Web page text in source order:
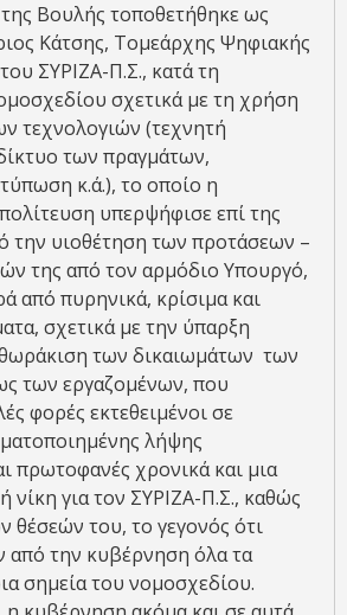
Βουλής τοποθετήθηκε ως
Κάτσης, Τομεάρχης Ψηφιακής
ΣΥΡΙΖΑ-Π.Σ., κατά τη
σχετικά με τη χρήση
τεχνολογιών (τεχνητή
των πραγμάτων,
κ.ά.), το οποίο η
υπερψήφισε επί της
την υιοθέτηση των προτάσεων –
της από τον αρμόδιο Υπουργό,
από πυρηνικά, κρίσιμα και
σχετικά με την ύπαρξη
θωράκιση των δικαιωμάτων των
των εργαζομένων, που
φορές εκτεθειμένοι σε
λήψης
πρωτοφανές χρονικά και μια
νίκη για τον ΣΥΡΙΖΑ-Π.Σ., καθώς
θέσεών του, το γεγονός ότι
από την κυβέρνηση όλα τα
σημεία του νομοσχεδίου.